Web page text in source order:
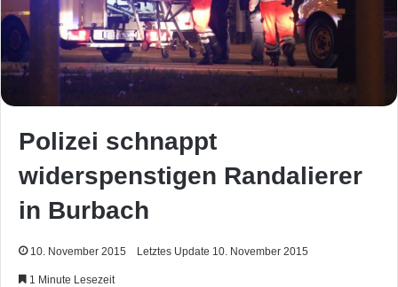
Polizei schnappt
widerspenstigen Randalierer
in Burbach
10. November 2015 Letztes Update 10. November 2015
1 Minute Lesezeit